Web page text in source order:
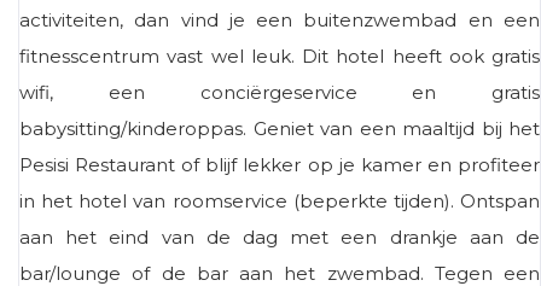
activiteiten, dan vind je een buitenzwembad en een
fitnesscentrum vast wel leuk. Dit hotel heeft ook gratis
wifi, een conciërgeservice en gratis
babysitting/kinderoppas. Geniet van een maaltijd bij het
Pesisi Restaurant of blijf lekker op je kamer en profiteer
in het hotel van roomservice (beperkte tijden). Ontspan
aan het eind van de dag met een drankje aan de
bar/lounge of de bar aan het zwembad. Tegen een